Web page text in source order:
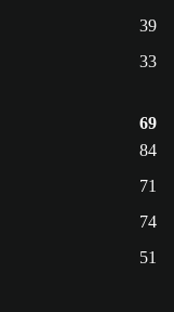
39
33
69
84
71
74
51